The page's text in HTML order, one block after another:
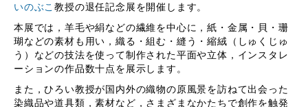
いのぶこ教授の退任記念展を開催します。
本展では，羊毛や絹などの繊維を中心に，紙・金属・貝・珊
瑚などの素材も用い，織る・組む・縫う・縮絨（しゅくじゅ
う）などの技法を使って制作された平面や立体，インスタレ
ーションの作品数十点を展示します。
また，ひろい教授が国内外の織物の原風景を訪ねて出会った
染織品や道具類，素材など，さまざまなかたちで創作を触発